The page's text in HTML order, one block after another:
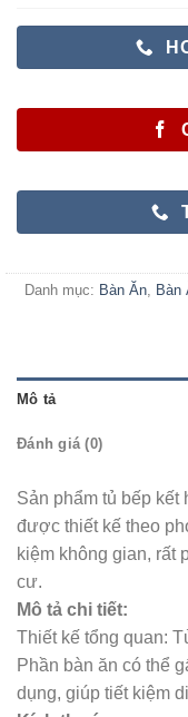
Danh mục: Bàn Ăn, Bàn
Mô tả
Đánh giá (0)
Sản phẩm tủ bếp kết
được thiết kế theo
kiệm không gian, rất
cư.
Mô tả chi tiết:
Thiết kế tổng quan:
Phần bàn ăn có thể
dụng, giúp tiết kiệm